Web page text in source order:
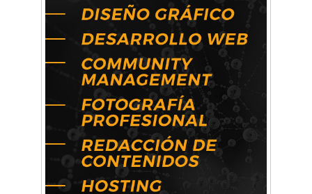
Mariana Croce: "Hoy las empresas necesitan
un asesoramiento integral para crecer con
seguridad"
Música, teatro, yoga, danza y mucho más:
Conocé todos los talleres para aprender y
disfrutar en la Zona Oeste